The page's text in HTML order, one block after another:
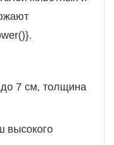
7 см, толщина
высокого